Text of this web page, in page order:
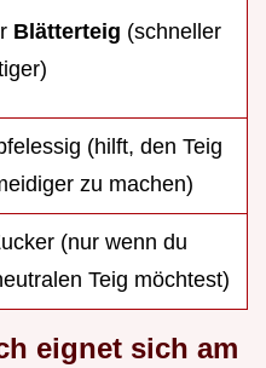
Blätterteig (schneller
(hilft, den Teig
zu machen)
(nur wenn du
Teig möchtest)
eignet sich am